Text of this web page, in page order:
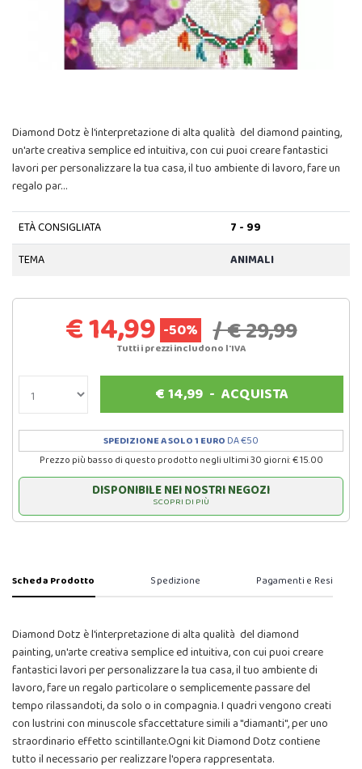
Diamond Dotz è l'interpretazione di alta qualità del diamond painting,
un'arte creativa semplice ed intuitiva, con cui puoi creare fantastici
lavori per personalizzare la tua casa, il tuo ambiente di lavoro, fare un
regalo par…
ETÀ CONSIGLIATA
7 - 99
TEMA
ANIMALI
€ 14,99 -50% / € 29,99
Tutti i prezzi includono l'IVA
€14,99- ACQUISTA
SPEDIZIONE A SOLO 1 EURO DA €50
Prezzo più basso di questo prodotto negli ultimi 30 giorni: € 15.00
DISPONIBILE NEI NOSTRI NEGOZI
SCOPRI DI PIÙ
Scheda Prodotto Spedizione Pagamenti e Resi
Diamond Dotz è l'interpretazione di alta qualità del diamond
painting, un'arte creativa semplice ed intuitiva, con cui puoi creare
fantastici lavori per personalizzare la tua casa, il tuo ambiente di
lavoro, fare un regalo particolare o semplicemente passare del
tempo rilassandoti, da solo o in compagnia. I quadri vengono creati
con lustrini con minuscole sfaccettature simili a "diamanti", per uno
straordinario effetto scintillante.Ogni kit Diamond Dotz contiene
tutto il necessario per realizzare l'opera rappresentata.